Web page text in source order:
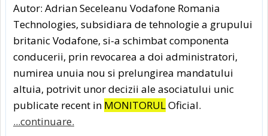
Autor: Adrian Seceleanu Vodafone Romania
Technologies, subsidiara de tehnologie a grupului
britanic Vodafone, si-a schimbat componenta
conducerii, prin revocarea a doi administratori,
numirea unuia nou si prelungirea mandatului
altuia, potrivit unor decizii ale asociatului unic
publicate recent in MONITORULOficial.
...continuare.